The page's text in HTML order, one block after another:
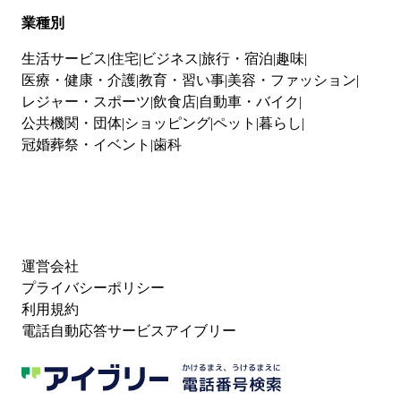
業種別
生活サービス 住宅 ビジネス 旅行・宿泊 趣味
医療・健康・介護教育・習い事 美容・ファッション
レジャー・スポーツ 飲食店 自動車・バイク
公共機関・団体 ショッピングペット 暮らし
冠婚葬祭・イベント 歯科
運営会社
プライバシーポリシー
利用規約
電話自動応答サービスアイブリー